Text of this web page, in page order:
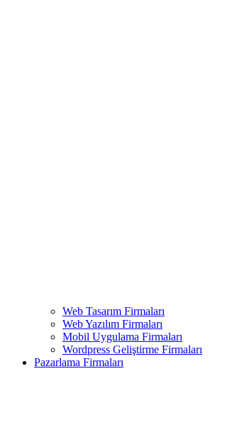
Web Tasarım Firmaları
Web Yazılım Firmaları
Mobil Uygulama Firmaları
Wordpress Geliştirme Firmaları
Pazarlama Firmaları